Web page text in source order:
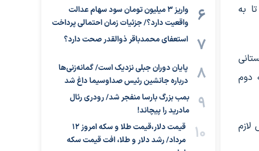
به
دوم
واریز ۳ میلیون تومان سود سهام عدالت
واقعیت دارد؟/ جزئیات زمان احتمالی پرداخت
استعفای محمدباقر ذوالقدر صحت دارد؟
پایان دوران جبلی نزدیک است/ گمانه‌زنی‌ها
درباره جانشین رئیس صداوسیما داغ شد
بمب بزرگ بارسا منفجر شد/ رودری رئال
مادرید را پیچاند!
قیمت دلار،قیمت طلا و سکه امروز ۱۲
مرداد/ رشد دلار و طلا، افت قیمت سکه